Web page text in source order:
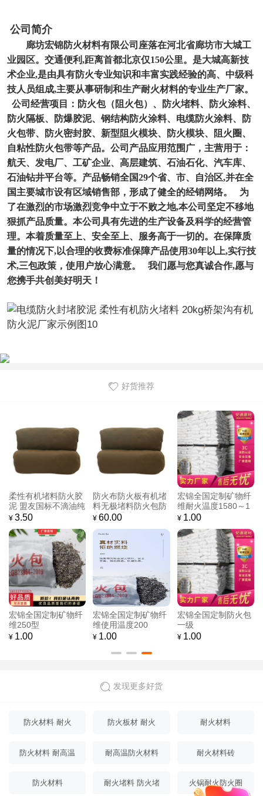
公司简介
廊坊宏锦防火材料有限公司座落在河北省廊坊市大城工
业园区。交通便利,距离首都北京仅150公里。是大城高新技
术企业,是由具有防火专业知识和丰富实践经验的高、中级科
技人员组成,主要从事研制和生产耐火材料的专业生产厂家。
公司经营项目：防火包（阻火包）、防火堵料、防火涂料、
防火隔板、防爆胶泥、钢结构防火涂料、电缆防火涂料、防
火包带、防火密封胶、新型阻火模块、防火模块、阻火圈、
自粘性防火包带等产品。公司产品应用范围广，主营用于：
航天、发电厂、工矿企业、高层建筑、石油石化、汽车库、
石油钻井平台等。产品畅销全国29个省、市、自治区,并在全
国主要城市设有区域销售部，形成了健全的经销网络。 为
了在激烈的市场激烈竞争中立于不败之地,本公司坚定不移地
狠抓产品质量。本公司具有先进的生产设备及科学的经营管
理。本着质量至上、安全至上、服务高于一切的。在保障质
量的情况下,以合理的收费标准保障产品使用30年以上,实行技
术,三包政策，使用户放心满意。 我们愿与您真诚合作,愿与
您携手共创美好明天！
好货推荐
柔性有机堵料防火胶
泥 盟友国标不滴油纯
石蜡制作不开裂 有机
¥ 3.50
防火布防火板有机堵
料无极堵料防火包防
火泥防爆胶泥
¥ 60.00
宏锦全国定制矿物纤
维耐火温度1580～1
770℃
¥ 1.00
宏锦全国定制矿物纤
维250型
¥ 1.00
宏锦全国定制矿物纤
维使用温度200
¥ 1.00
宏锦全国定制防火包
一级
¥ 1.00
发现更多好货
防火材料 耐火 防火板材 耐火 耐火材料
防火材料 耐高温 耐高温防火材料 耐火材料砖
防火材料 耐火堵料 防火堵 火锅耐火防火圈